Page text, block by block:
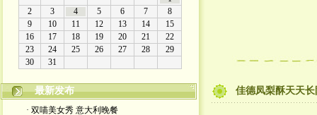
最新发布
· 双喵美女秀 意大利晚餐
佳德凤梨酥天天